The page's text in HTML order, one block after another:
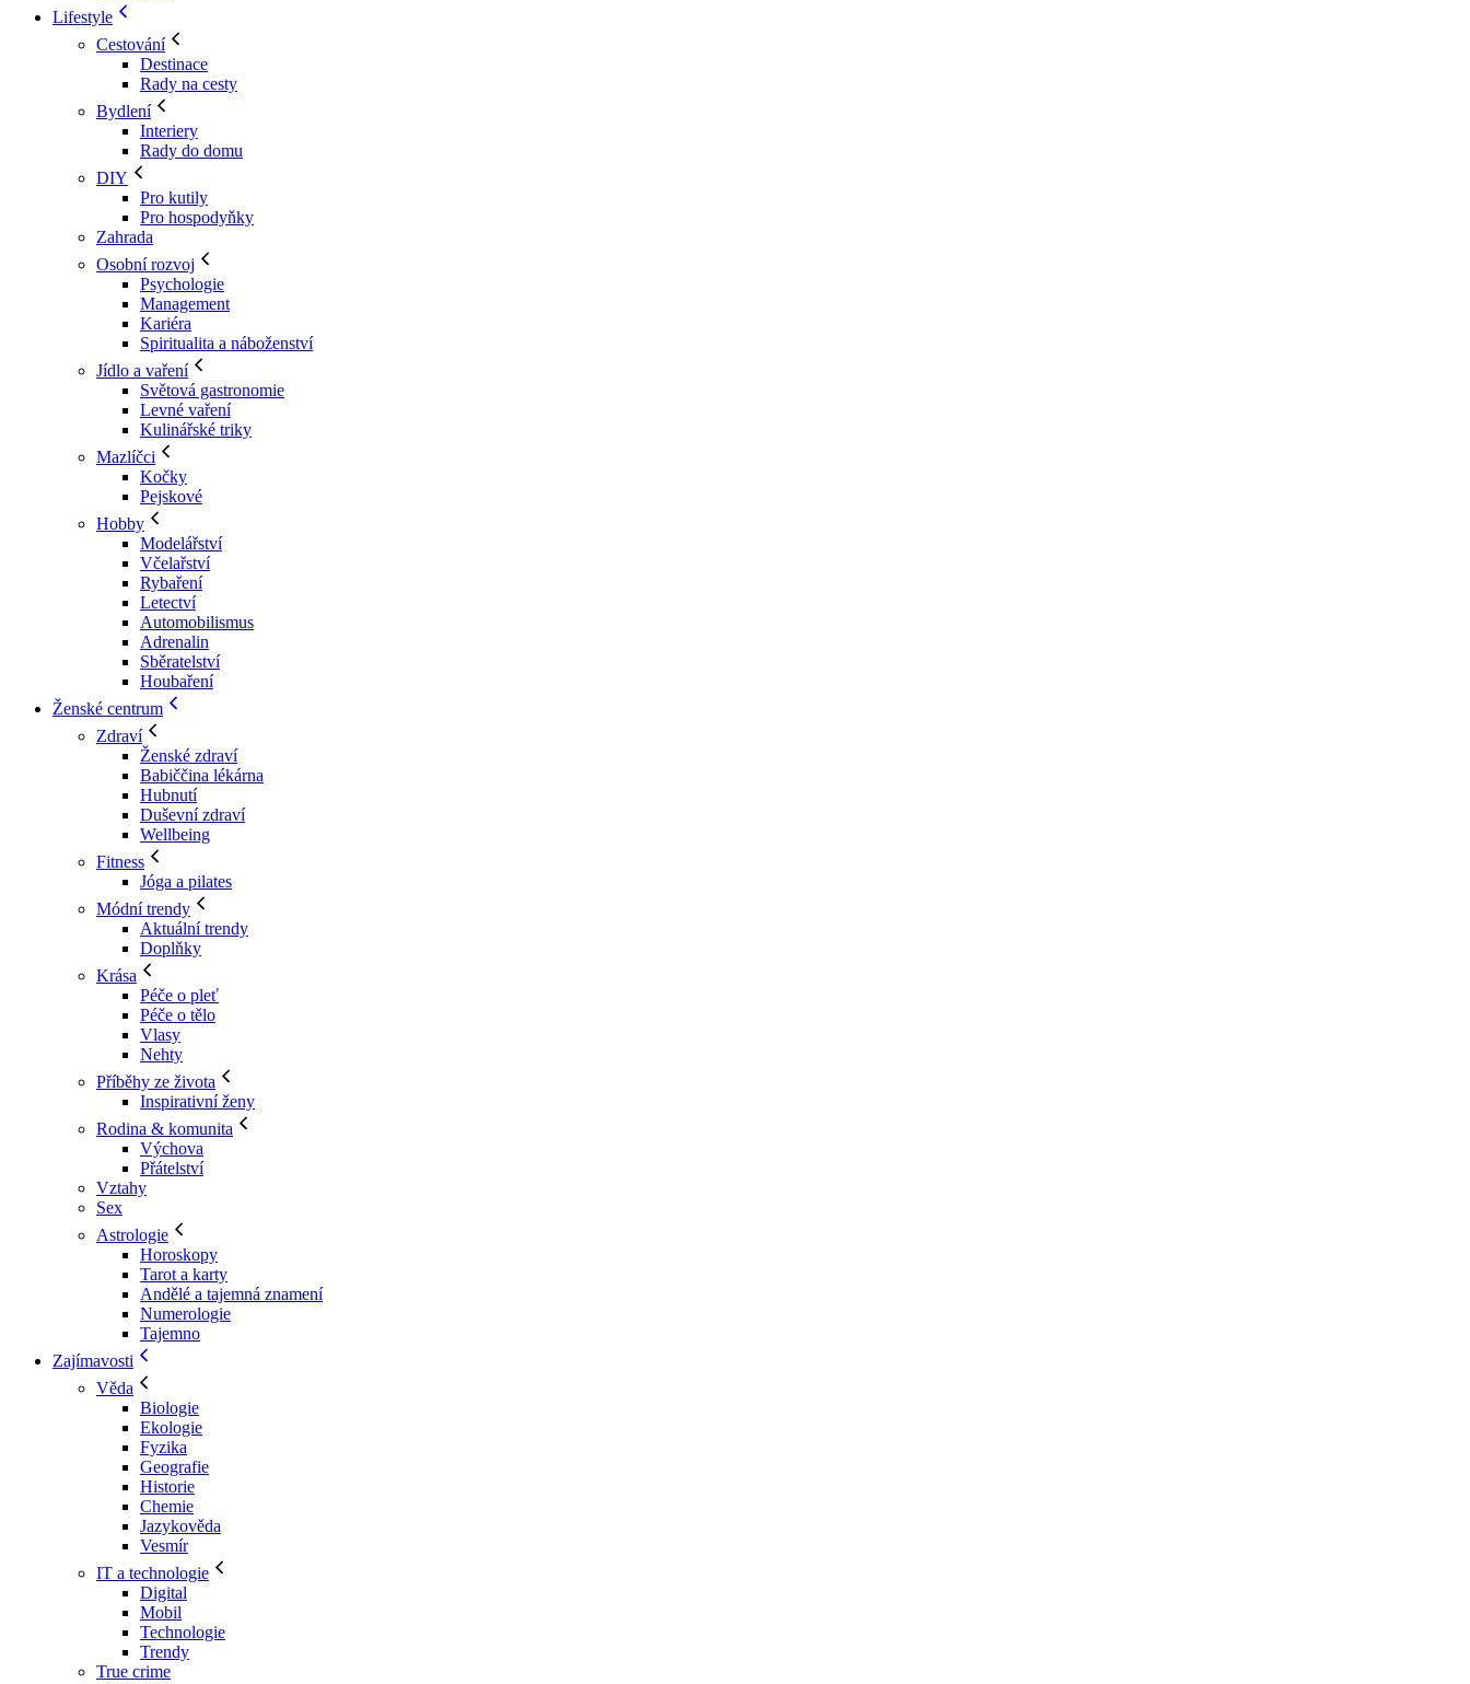
Lifestyle
Cestování
Destinace
Rady na cesty
Bydlení
Interiery
Rady do domu
DIY
Pro kutily
Pro hospodyňky
Zahrada
Osobní rozvoj
Psychologie
Management
Kariéra
Spiritualita a náboženství
Jídlo a vaření
Světová gastronomie
Levné vaření
Kulinářské triky
Mazlíčci
Kočky
Pejskové
Hobby
Modelářství
Včelařství
Rybaření
Letectví
Automobilismus
Adrenalin
Sběratelství
Houbaření
Ženské centrum
Zdraví
Ženské zdraví
Babiččina lékárna
Hubnutí
Duševní zdraví
Wellbeing
Fitness
Jóga a pilates
Módní trendy
Aktuální trendy
Doplňky
Krása
Péče o pleť
Péče o tělo
Vlasy
Nehty
Příběhy ze života
Inspirativní ženy
Rodina & komunita
Výchova
Přátelství
Vztahy
Sex
Astrologie
Horoskopy
Tarot a karty
Andělé a tajemná znamení
Numerologie
Tajemno
Zajímavosti
Věda
Biologie
Ekologie
Fyzika
Geografie
Historie
Chemie
Jazykověda
Vesmír
IT a technologie
Digital
Mobil
Technologie
Trendy
True crime